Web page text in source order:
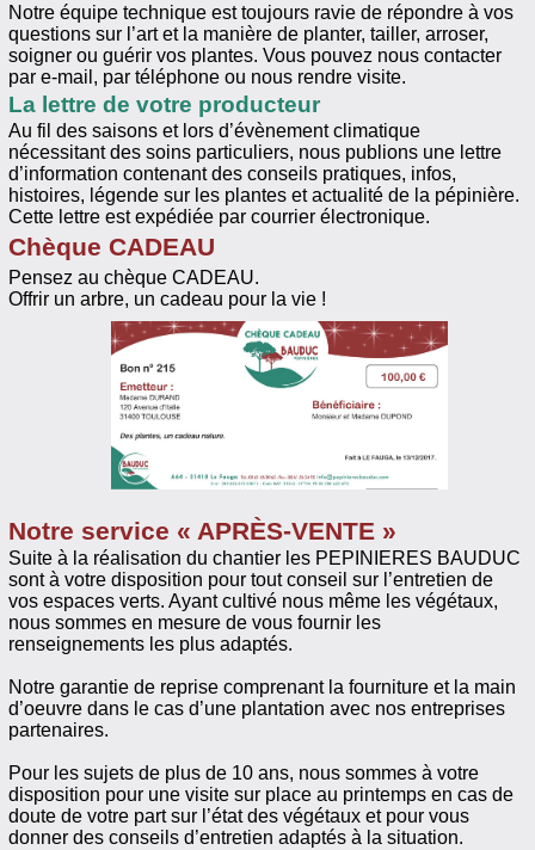
Notre équipe technique est toujours ravie de répondre à vos
questions sur l’art et la manière de planter, tailler, arroser,
soigner ou guérir vos plantes. Vous pouvez nous contacter
par e-mail, par téléphone ou nous rendre visite.
La lettre de votre producteur
Au fil des saisons et lors d’évènement climatique
nécessitant des soins particuliers, nous publions une lettre
d’information contenant des conseils pratiques, infos,
histoires, légende sur les plantes et actualité de la pépinière.
Cette lettre est expédiée par courrier électronique.
Chèque CADEAU
Pensez au chèque CADEAU.
Offrir un arbre, un cadeau pour la vie !
Notre service « APRÈS-VENTE »
Suite à la réalisation du chantier les PEPINIERES BAUDUC
sont à votre disposition pour tout conseil sur l’entretien de
vos espaces verts. Ayant cultivé nous même les végétaux,
nous sommes en mesure de vous fournir les
renseignements les plus adaptés.
Notre garantie de reprise comprenant la fourniture et la main
d’oeuvre dans le cas d’une plantation avec nos entreprises
partenaires.
Pour les sujets de plus de 10 ans, nous sommes à votre
disposition pour une visite sur place au printemps en cas de
doute de votre part sur l’état des végétaux et pour vous
donner des conseils d’entretien adaptés à la situation.